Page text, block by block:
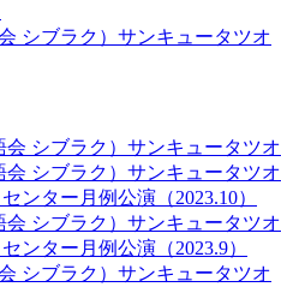
シブラク）サンキュータツオ
会 シブラク）サンキュータツオ
会 シブラク）サンキュータツオ
ター月例公演（2023.10）
会 シブラク）サンキュータツオ
ター月例公演（2023.9）
シブラク）サンキュータツオ